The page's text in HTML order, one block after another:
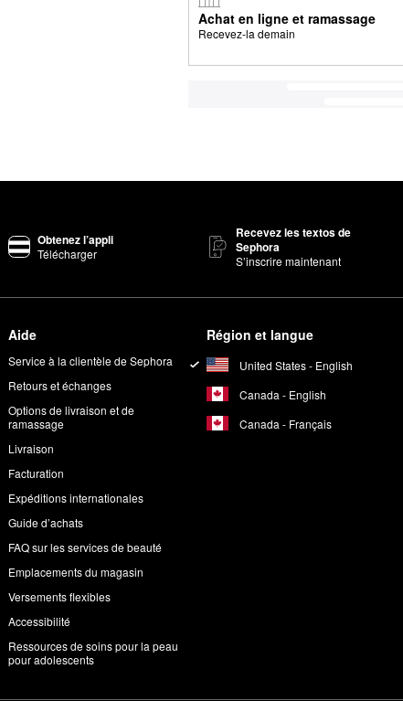
Achat en ligne et ramassage
Recevez-la demain
Obtenez l’appli
Télécharger
Recevez les textos de
Sephora
S’inscrire maintenant
Aide
Service à la clientèle de Sephora
Retours et échanges
Options de livraison et de
ramassage
Livraison
Facturation
Expéditions internationales
Guide d’achats
FAQ sur les services de beauté
Emplacements du magasin
Versements flexibles
Accessibilité
Ressources de soins pour la peau
pour adolescents
Région et langue
United States - English
Canada - English
Canada - Français